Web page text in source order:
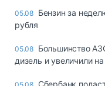
05.08 Бензин за
рубля
05.08 Большинство
дизель и увеличили
Сбербанк